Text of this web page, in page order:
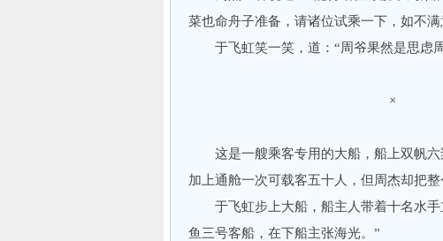
菜也命舟子准备，请诸位试乘一下，如不
于飞虹笑一笑，道：“周爷果然是思虑
×
这是一艘乘客专用的大船，船上双帆六
加上通舱一次可载客五十人，但周杰却把整
于飞虹步上大船，船主人带着十名水手
鱼三号客船，在下船主张海光。”